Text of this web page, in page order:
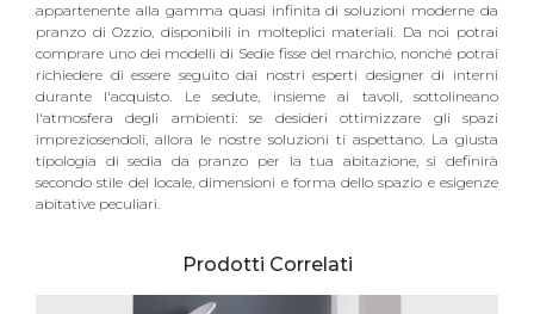
appartenente alla gamma quasi infinita di soluzioni moderne da
pranzo di Ozzio, disponibili in molteplici materiali. Da noi potrai
comprare uno dei modelli di Sedie fisse del marchio, nonché potrai
richiedere di essere seguito dai nostri esperti designer di interni
durante l'acquisto. Le sedute, insieme ai tavoli, sottolineano
l'atmosfera degli ambienti: se desideri ottimizzare gli spazi
impreziosendoli, allora le nostre soluzioni ti aspettano. La giusta
tipologia di sedia da pranzo per la tua abitazione, si definirà
secondo stile del locale, dimensioni e forma dello spazio e esigenze
abitative peculiari.
Prodotti Correlati